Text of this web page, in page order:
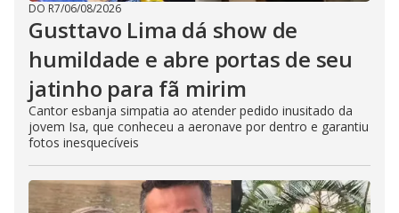
DO R7/06/08/2026
Gusttavo Lima dá show de
humildade e abre portas de seu
jatinho para fã mirim
Cantor esbanja simpatia ao atender pedido inusitado da
jovem Isa, que conheceu a aeronave por dentro e garantiu
fotos inesquecíveis